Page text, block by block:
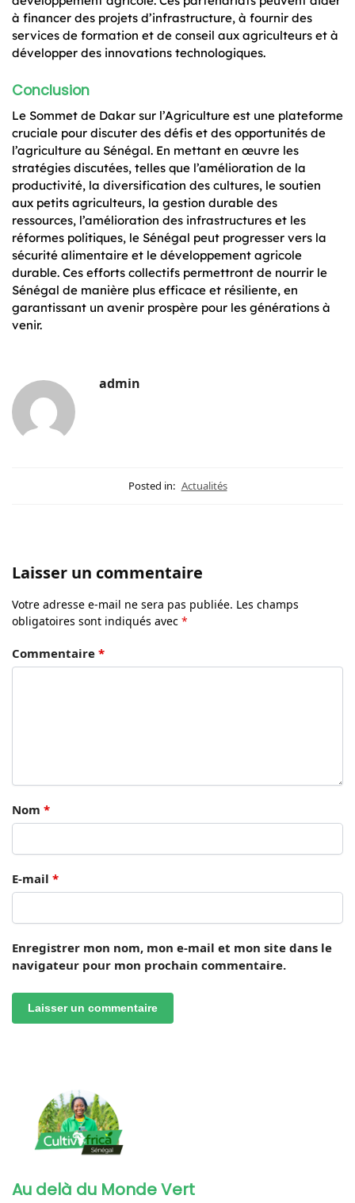
à financer des projets d’infrastructure, à fournir des
services de formation et de conseil aux agriculteurs et à
développer des innovations technologiques.
Conclusion
Le Sommet de Dakar sur l’Agriculture est une plateforme
cruciale pour discuter des défis et des opportunités de
l’agriculture au Sénégal. En mettant en œuvre les
stratégies discutées, telles que l’amélioration de la
productivité, la diversification des cultures, le soutien
aux petits agriculteurs, la gestion durable des
ressources, l’amélioration des infrastructures et les
réformes politiques, le Sénégal peut progresser vers la
sécurité alimentaire et le développement agricole
durable. Ces efforts collectifs permettront de nourrir le
Sénégal de manière plus efficace et résiliente, en
garantissant un avenir prospère pour les générations à
venir.
admin
Posted in: Actualités
Laisser un commentaire
Votre adresse e-mail ne sera pas publiée. Les champs
obligatoires sont indiqués avec *
Commentaire *
Nom *
E-mail *
Enregistrer mon nom, mon e-mail et mon site dans le
navigateur pour mon prochain commentaire.
Au delà du Monde Vert